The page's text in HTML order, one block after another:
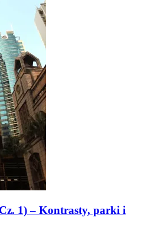
1) – Kontrasty, parki i